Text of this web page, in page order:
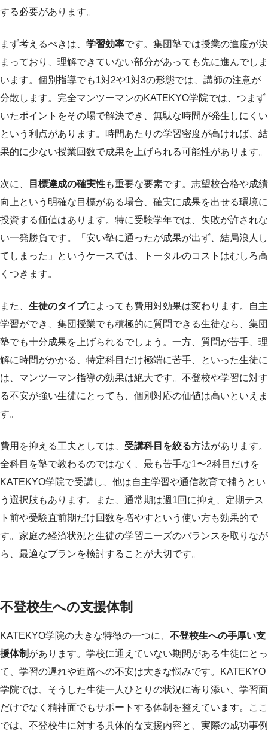
する必要があります。
まず考えるべきは、 学習効率です。集団塾では授業の進度が決
まっており、理解できていない部分があっても先に進んでしま
います。個別指導でも1対2や1対3の形態では、講師の注意が
分散します。完全マンツーマンのKATEKYO学院では、つまず
いたポイントをその場で解決でき、無駄な時間が発生しにくい
という利点があります。時間あたりの学習密度が高ければ、結
果的に少ない授業回数で成果を上げられる可能性があります。
次に、 目標達成の確実性も重要な要素です。志望校合格や成績
向上という明確な目標がある場合、確実に成果を出せる環境に
投資する価値はあります。特に受験学年では、失敗が許されな
い一発勝負です。「安い塾に通ったが成果が出ず、結局浪人し
てしまった」というケースでは、トータルのコストはむしろ高
くつきます。
また、 生徒のタイプによっても費用対効果は変わります。自主
学習ができ、集団授業でも積極的に質問できる生徒なら、集団
塾でも十分成果を上げられるでしょう。一方、質問が苦手、理
解に時間がかかる、特定科目だけ極端に苦手、といった生徒に
は、マンツーマン指導の効果は絶大です。不登校や学習に対す
る不安が強い生徒にとっても、個別対応の価値は高いといえま
す。
費用を抑える工夫としては、 受講科目を絞る方法があります。
全科目を塾で教わるのではなく、最も苦手な1〜2科目だけを
KATEKYO学院で受講し、他は自主学習や通信教育で補うとい
う選択肢もあります。また、通常期は週1回に抑え、定期テス
ト前や受験直前期だけ回数を増やすという使い方も効果的で
す。家庭の経済状況と生徒の学習ニーズのバランスを取りなが
ら、最適なプランを検討することが大切です。
不登校生への支援体制
KATEKYO学院の大きな特徴の一つに、 不登校生への手厚い支
援体制 があります。学校に通えていない期間がある生徒にとっ
て、学習の遅れや進路への不安は大きな悩みです。KATEKYO
学院では、そうした生徒一人ひとりの状況に寄り添い、学習面
だけでなく精神面でもサポートする体制を整えています。ここ
では、不登校生に対する具体的な支援内容と、実際の成功事例